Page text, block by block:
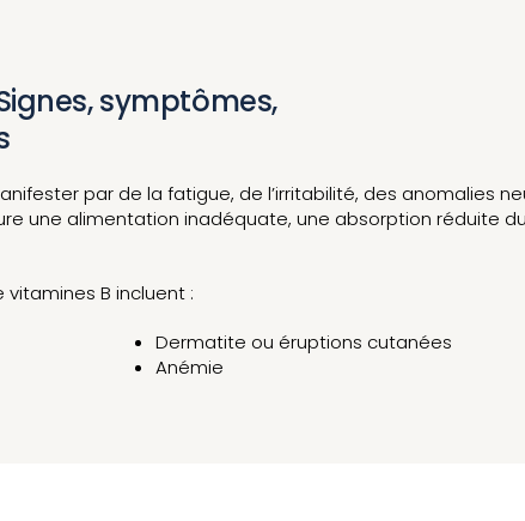
symptômes,
par de la fatigue, de l’irritabilité, des anomalies
une alimentation inadéquate, une absorption réduite
B incluent :
Dermatite ou éruptions cutanées
Anémie